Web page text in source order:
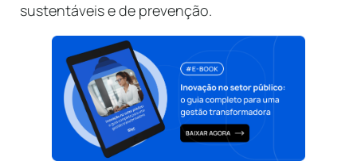
sustentáveis e de prevenção.